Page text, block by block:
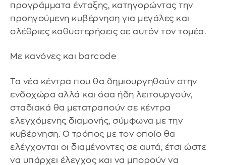
προγράμματα ένταξης, κατηγορώντας την
προηγούμενη κυβέρνηση για μεγάλες και
ολέθριες καθυστερήσεις σε αυτόν τον τομέα.
Με κανόνες και barcode
Τα νέα κέντρα που θα δημιουργηθούν στην
ενδοχώρα αλλά και όσα ήδη λειτουργούν,
σταδιακά θα μετατραπούν σε κέντρα
ελεγχόμενης διαμονής, σύμφωνα με την
κυβέρνηση. Ο τρόπος με τον οποίο θα
ελέγχονται οι διαμένοντες σε αυτά, έτσι ώστε
να υπάρχει έλεγχος και να μπορούν να